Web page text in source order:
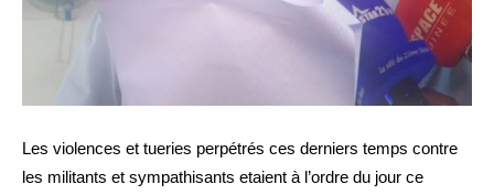
Les violences et tueries perpétrés ces derniers temps contre
les militants et sympathisants etaient à l’ordre du jour ce